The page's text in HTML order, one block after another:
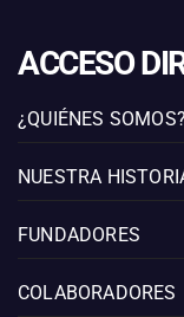
ACCESO
¿QUIÉNES SOMOS?
NUESTRA
FUNDADORES
COLABORADORES